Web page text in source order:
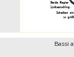
Bassi